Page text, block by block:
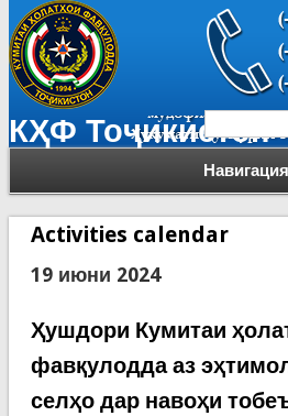
КҲФ Тоҷикистон
Навигация
Activities calendar
19 июни 2024
Ҳушдори Кумитаи
фавқулодда аз
селҳо дар навоҳи